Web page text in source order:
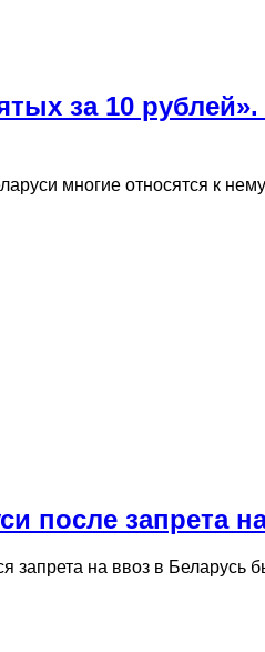
за 10
многие относятся к
после запрета
запрета на ввоз в Беларусь